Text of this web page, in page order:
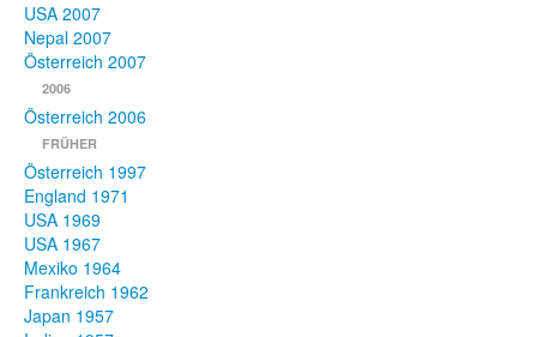
USA 2007
Nepal 2007
Österreich 2007
2006
Österreich 2006
FRÜHER
Österreich 1997
England 1971
USA 1969
USA 1967
Mexiko 1964
Frankreich 1962
Japan 1957